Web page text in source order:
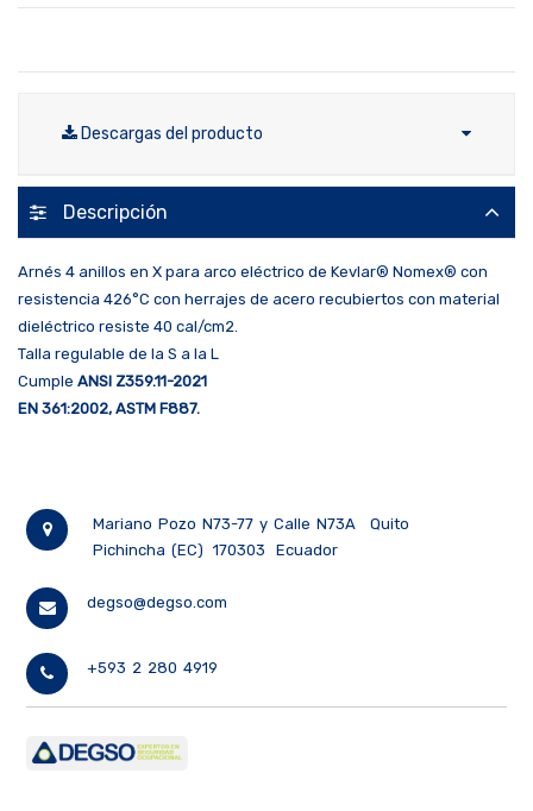
Descargas del producto
Descripción
Arnés 4 anillos en X para arco eléctrico de Kevlar® Nomex® con
resistencia 426°C con herrajes de acero recubiertos con material
dieléctrico resiste 40 cal/cm2.
Talla regulable de la S a la L
Cumple ANSI Z359.11-2021
EN 361:2002, ASTM F887.
Mariano Pozo N73-77 y Calle N73A
Quito
Pichincha (EC)
170303 Ecuador
degso@degso.com
+593 2 280 4919